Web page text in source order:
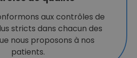
aux contrôles de
stricts dans chacun des
nous proposons à nos
patients.